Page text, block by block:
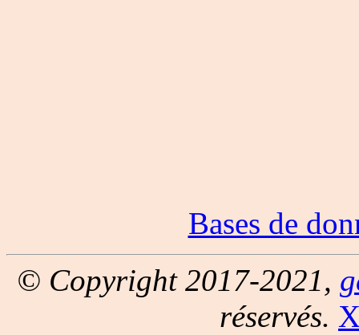
Bases de
© Copyright 2017-2021,
réservés.